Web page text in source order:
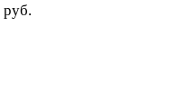
руб.